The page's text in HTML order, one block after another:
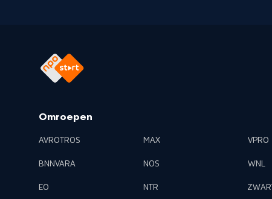
Omroepen
AVROTROS
BNNVARA
EO
MAX
NOS
NTR
VPRO
WNL
ZWART